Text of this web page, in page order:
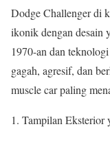
Dodge Challenger di
ikonik dengan desain
1970-an dan
gagah, agresif, dan
muscle car paling
Tampilan Eksterior